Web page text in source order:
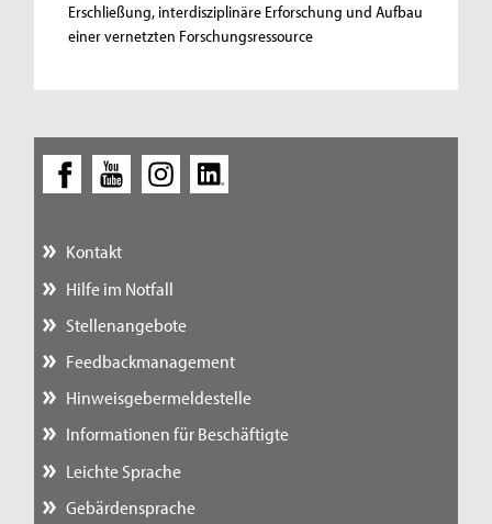
Erschließung, interdisziplinäre Erforschung und Aufbau
einer vernetzten Forschungsressource
Kontakt
Hilfe im Notfall
Stellenangebote
Feedbackmanagement
Hinweisgebermeldestelle
Informationen für Beschäftigte
Leichte Sprache
Gebärdensprache